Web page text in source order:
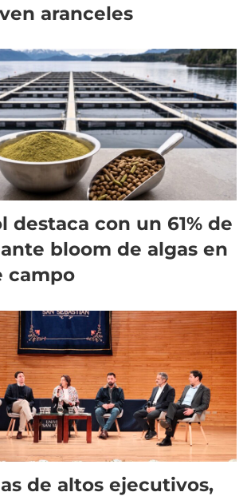
aranceles
destaca con un 61% de
bloom de algas en
campo
de altos ejecutivos,